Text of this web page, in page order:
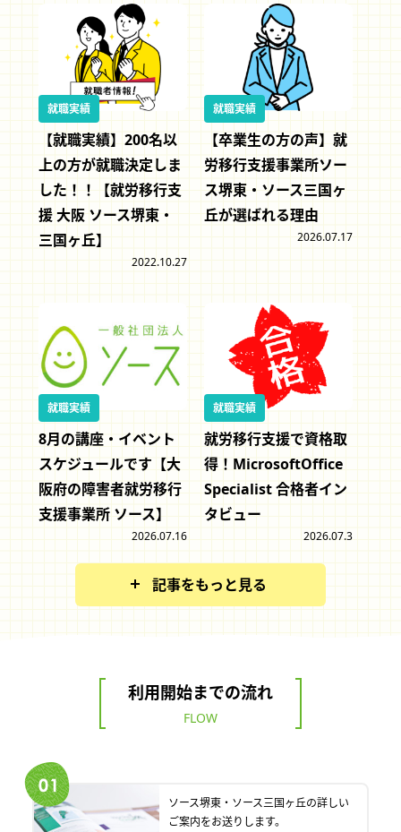
就職実績
【就職実績】200名以
上の方が就職決定しま
した！！【就労移行支
援 大阪 ソース堺東・
三国ヶ丘】
2022.10.27
就職実績
【卒業生の方の声】就
労移行支援事業所ソー
ス堺東・ソース三国ヶ
丘が選ばれる理由
2026.07.17
就職実績
8月の講座・イベント
スケジュールです【大
阪府の障害者就労移行
支援事業所 ソース】
2026.07.16
就職実績
就労移行支援で資格取
得！MicrosoftOffice
Specialist 合格者イン
タビュー
2026.07.3
記事をもっと見る
利用開始までの流れ
FLOW
ソース堺東・ソース三国ヶ丘の詳しい
ご案内をお送りします。